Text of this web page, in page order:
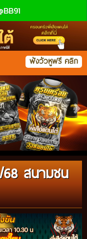
ฟังวัวหูฟรี คลิก
สนามชน